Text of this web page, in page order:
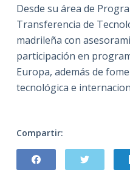
Desde su área de
Transferencia de
madrileña con
participación en
Europa, además de
tecnológica e
Compartir: